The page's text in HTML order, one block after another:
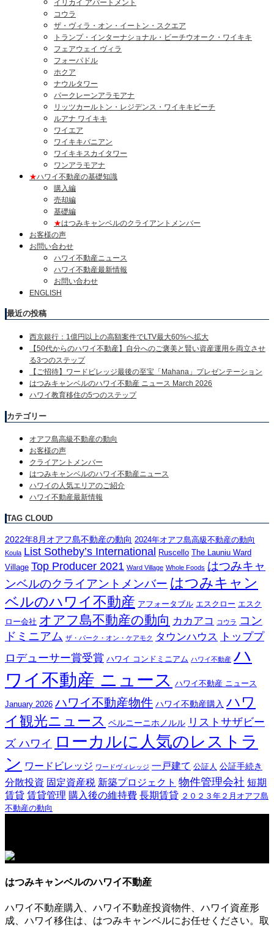
イリカイ アパートメント
コウラ
ザ・ヴィラ・オン・イートン・スクエア
トランプ・インターナショナル・ビーチウオーク・ワイキキ
フェアウェイ ヴィラ
フォーパドル
ホクア
ナウルタワー
パークレーンアラモアナ
リッツカールトン・レジデンス・ワイキキビーチ
ルアナ ワイキキ
ワイエア
ワイキキバニアン
ワイキキスカイタワー
ワンアラモアナ
★ハワイ不動産の基礎知識
購入編
売却編
基礎編
★はつみキャンベルのクライアントメンバー
お客様の声
お問い合わせ
ハワイ不動産ニュース
ハワイ不動産最新情報
お問い合わせ
ENGLISH
最近の投稿
西京銀行：1億円以上の高額案件でLTV最大60%へ拡大
【50代からのハワイ不動産】自分へのご褒美と賢い資産運用を両立させ
る3つのステップ
【ご招待】ワードビレッジ最後の至宝「Mahana」プレゼンテーション
はつみキャンベルのハワイ不動産 ニュース March 2026
ハワイ教育移住の5つのステップ
カテゴリー
オアフ島高級不動産の動向
お客様の声
クライアントメンバー
はつみキャンベルのハワイ不動産ニュース
ハワイの人気エリアのご紹介
ハワイ不動産最新情報
TAG CLOUD
2022年8月オアフ島不動産の動向 2024年オアフ島高級不動産の動向
Koula List Sotheby’s International Ruscello The Launiu Ward
Village Top Producer 2021 Ward Village Whole Foods はつみキャ
ンベルのクライアントメンバー はつみキャン
ベルのハワイ不動産 アフォータブル エスクロー エスク
ロー会社 オアフ島不動産の動向 カカアコ コウラ
コン
ドミニアム ザ・パーク・オン・ケアモク タウンハウス
トッププ
ロデューサー賞受賞 ハワイ コンドミニアム ハワイ不動産 ハ
ワイ不動産 ニュース
ハワイ不動産 ニュース
January 2026 ハワイ不動産物件 ハワイ不動産購入 ハワ
イ観光ニュース ベルニーニホノルル リストサザビー
ズ ハワイ ローカルに人気のレストラ
ン ワードビレッジ ワードヴィレッジ 一戸建て 公証人 公証手続き
分散投資 固定資産税 新築プロジェクト 物件管理会社 短期
賃貸 賃貸管理 購入後の維持費 長期賃貸 ２０２３年２月オアフ島
不動産の動向
はつみキャンベルのハワイ不動産
ハワイ不動産購入、ハワイ不動産投資物件、ハワイ資産形
成、ハワイ移住は、はつみキャンベルにお任せください。取